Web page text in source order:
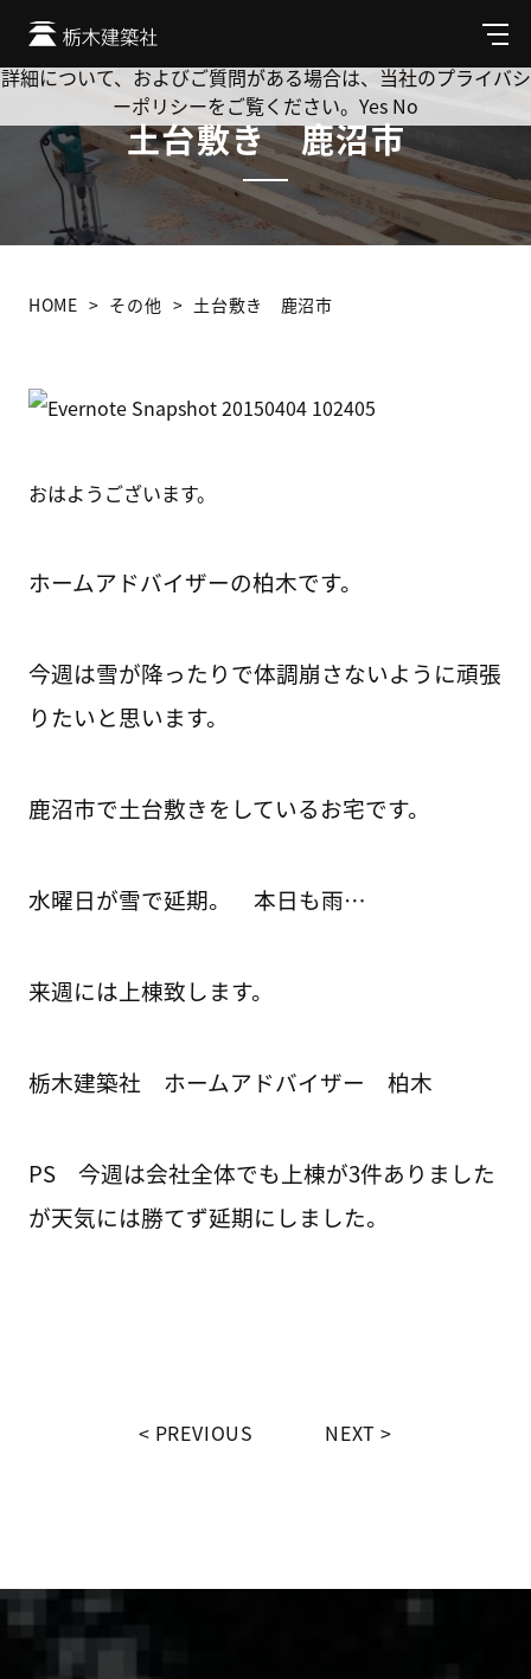
メ
ニ
ュ
土台敷き 鹿沼市
HOME その他 土台敷き 鹿沼市
おはようございます。
ホームアドバイザーの柏木です。
今週は雪が降ったりで体調崩さないように頑張
りたいと思います。
鹿沼市で土台敷きをしているお宅です。
水曜日が雪で延期。 本日も雨…
来週には上棟致します。
栃木建築社 ホームアドバイザー 柏木
PS 今週は会社全体でも上棟が3件ありました
が天気には勝てず延期にしました。
PREVIOUS NEXT
Cookie を使用して、お客様の活動を追跡してもよろしいです
か? 当社ではお客様のプライバシーを極めて重視しています。
詳細について、およびご質問がある場合は、当社のプライバシ
ーポリシーをご覧ください。 Yes No